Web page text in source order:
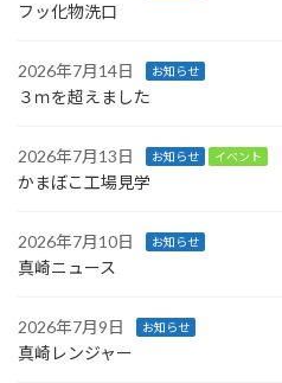
フッ化物洗口
2026年7月14日 お知らせ
３ｍを超えました
2026年7月13日 お知らせ イベント
かまぼこ工場見学
2026年7月10日 お知らせ
真崎ニュース
2026年7月9日 お知らせ
真崎レンジャー